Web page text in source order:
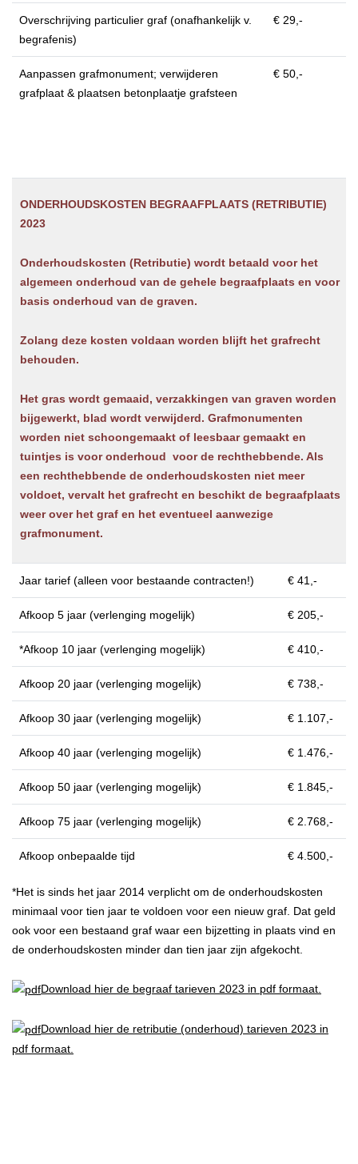
Overschrijving particulier graf (onafhankelijk v.
begrafenis)
€ 29,-
Aanpassen grafmonument; verwijderen
grafplaat & plaatsen betonplaatje grafsteen
€ 50,-
ONDERHOUDSKOSTEN BEGRAAFPLAATS (RETRIBUTIE)
2023
Onderhoudskosten (Retributie) wordt betaald voor het
algemeen onderhoud van de gehele begraafplaats en voor
basis onderhoud van de graven.
Zolang deze kosten voldaan worden blijft het grafrecht
behouden.
Het gras wordt gemaaid, verzakkingen van graven worden
bijgewerkt, blad wordt verwijderd. Grafmonumenten
worden niet schoongemaakt of leesbaar gemaakt en
tuintjes is voor onderhoud voor de rechthebbende. Als
een rechthebbende de onderhoudskosten niet meer
voldoet, vervalt het grafrecht en beschikt de begraafplaats
weer over het graf en het eventueel aanwezige
grafmonument.
Jaar tarief (alleen voor bestaande contracten!) € 41,-
Afkoop 5 jaar (verlenging mogelijk) € 205,-
*Afkoop 10 jaar (verlenging mogelijk) € 410,-
Afkoop 20 jaar (verlenging mogelijk) € 738,-
Afkoop 30 jaar (verlenging mogelijk) € 1.107,-
Afkoop 40 jaar (verlenging mogelijk) € 1.476,-
Afkoop 50 jaar (verlenging mogelijk) € 1.845,-
Afkoop 75 jaar (verlenging mogelijk) € 2.768,-
Afkoop onbepaalde tijd € 4.500,-
*Het is sinds het jaar 2014 verplicht om de onderhoudskosten
minimaal voor tien jaar te voldoen voor een nieuw graf. Dat geld
ook voor een bestaand graf waar een bijzetting in plaats vind en
de onderhoudskosten minder dan tien jaar zijn afgekocht.
Download hier de begraaf tarieven 2023 in pdf formaat.
Download hier de retributie (onderhoud) tarieven 2023 in
pdf formaat.